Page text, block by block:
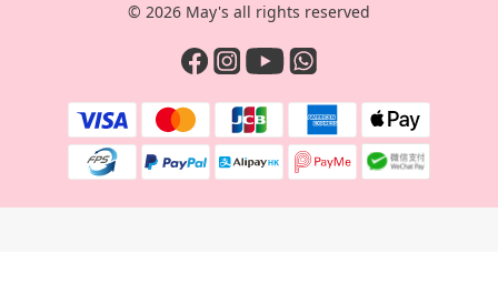
© 2026 May's all rights reserved